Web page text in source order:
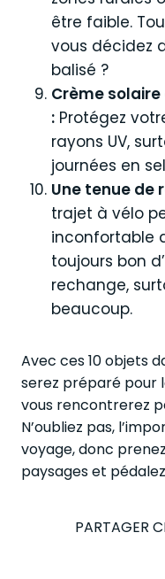
être faible.
vous décidez
balisé ?
Crème
: Protégez
rayons UV,
journées en
Une tenue de
trajet à vélo
inconfortable
toujours bon
rechange,
beaucoup.
Avec ces 10 objets
serez préparé pour
vous rencontrerez
N’oubliez pas,
voyage, donc
paysages et
PARTAGER